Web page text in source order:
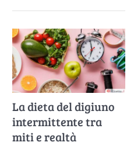
La dieta del digiuno
intermittente tra
miti e realtà